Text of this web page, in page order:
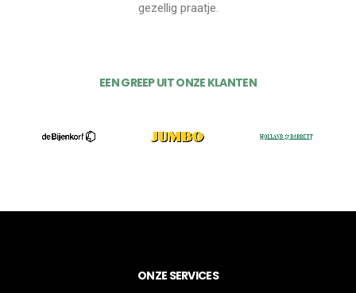
gezellig praatje.
EEN GREEP UIT ONZE KLANTEN
ONZE SERVICES